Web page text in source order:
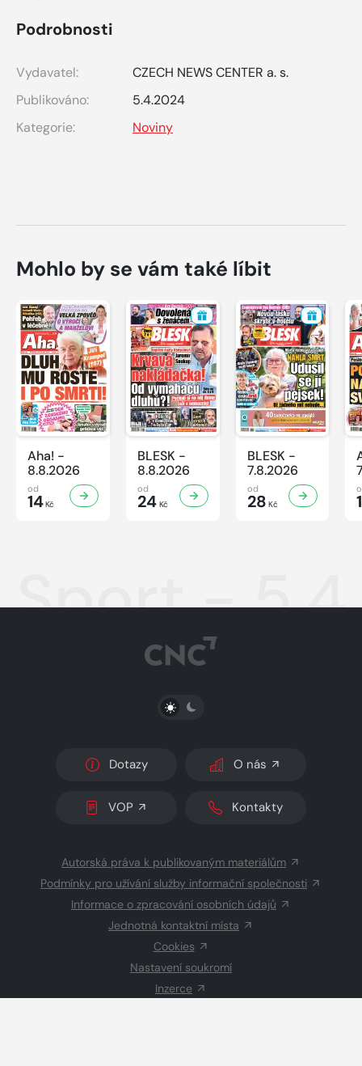
Podrobnosti
Vydavatel:
CZECH NEWS CENTER a. s.
Publikováno:
5.4.2024
Kategorie:
Noviny
Mohlo by se vám také líbit
Aha! -
8.8.2026
od
14Kč
BLESK -
8.8.2026
od
24Kč
BLESK -
7.8.2026
od
28 Kč
Sport -
PŘEPNOUT SVĚTLÝ/TMAVÝ REŽIM
Dotazy O nás
VOP Kontakty
Autorská práva k publikovaným materiálům
Podmínky pro užívání služby informační společnosti
Informace o zpracování osobních údajů
Jednotná kontaktní místa
Cookies
Nastavení soukromí
Inzerce